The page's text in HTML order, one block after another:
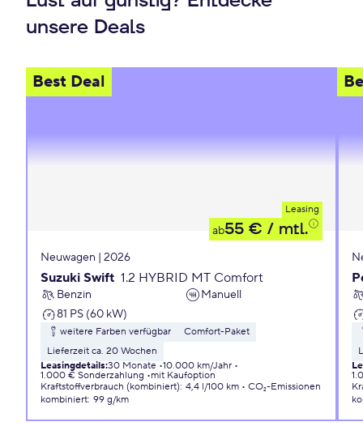
unsere Deals
Best Deal
Leasing
ab55 € / mtl.
Neuwagen | 2026
Suzuki Swift 1.2 HYBRID MT Comfort
Benzin
Manuell
81 PS (60 kW)
weitere Farben verfügbar
Comfort-Paket
Lieferzeit ca. 20 Wochen
Leasingdetails:30 Monate 10.000 km/Jahr
1.000 € Sonderzahlung
mit Kaufoption
Kraftstoffverbrauch (kombiniert): 4,4 l/100 km
CO₂-Emissionen
kombiniert: 99 g/km